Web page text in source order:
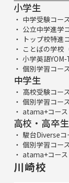
小学生
中学受験コー
公立中学進学
トップ校特進
ことばの学校
小学英語YOM-
個別学習コー
中学生
高校受験コー
個別学習コー
atama+コース
高校・高卒生
駿台Diverseコ
個別学習コー
atama+コース
川崎校